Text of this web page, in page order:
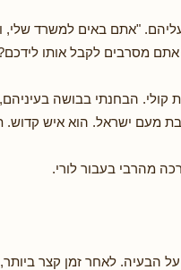
"אתם באים למשרד שלי,
מסרבים לקבל אותו
הבחנתי בבושה בעיניהם,
מעם ישראל. הוא איש קדוש.
מהרבי בעבור לורי.
הבעיה. לאחר זמן קצר ביותר,